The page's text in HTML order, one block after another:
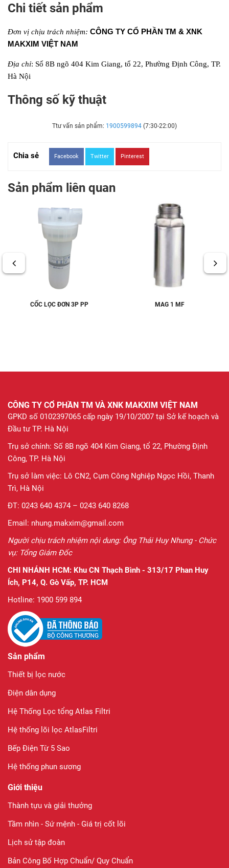
Chi tiết sản phẩm
Đơn vị chịu trách nhiệm: CÔNG TY CỔ PHẦN TM & XNK
MAKXIM VIỆT NAM
Địa chỉ: Số 8B ngõ 404 Kim Giang, tổ 22, Phường Định Công, TP.
Hà Nội
Thông số kỹ thuật
Ttư vấn sản phẩm: 1900599894 (7:30-22:00)
Chia sẻ Facebook Twitter Pinterest
Sản phẩm liên quan
CỐC LỌC ĐƠN 3P PP MAG 1 MF
CÔNG TY CỔ PHẦN TM VÀ XNK MAKXIM VIỆT NAM
GPKD số 0102397065 cấp ngày 19/10/2007 tại Sở kế hoạch và
Đầu tư TP. Hà Nội
Trụ sở chính: Số 8B ngõ 404 Kim Giang, tổ 22, Phường Định
Công, TP. Hà Nội
Trụ sở làm việc: Lô CN2, Cụm Công Nghiệp Ngọc Hồi, Thanh
Trì, Hà Nội
ĐT: 0243 640 4374 – 0243 640 8268
Email: nhung.makxim@gmail.com
Người chịu trách nhiệm nội dung: Ông Thái Huy Nhung - Chức
vụ: Tổng Giám Đốc
CHI NHÁNH HCM: Khu CN Thạch Bình - 313/17 Phan Huy
Ích, P14, Q. Gò Vấp, TP. HCM
Hotline: 1900 599 894
Sản phẩm
Thiết bị lọc nước
Điện dân dụng
Hệ Thống Lọc tổng Atlas Filtri
Hệ thống lõi lọc AtlasFiltri
Bếp Điện Từ 5 Sao
Hệ thống phun sương
Giới thiệu
Thành tựu và giải thưởng
Tầm nhìn - Sứ mệnh - Giá trị cốt lõi
Lịch sử tập đoàn
Bản Công Bố Hợp Chuẩn/ Quy Chuẩn